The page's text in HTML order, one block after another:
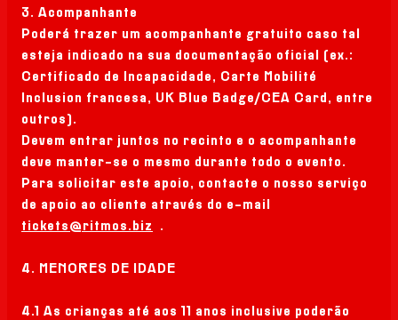
3. Acompanhante
Poderá trazer um acompanhante gratuito caso tal
esteja indicado na sua documentação oficial (ex.:
Certificado de Incapacidade, Carte Mobilité
Inclusion francesa, UK Blue Badge/CEA Card, entre
outros).
Devem entrar juntos no recinto e o acompanhante
deve manter-se o mesmo durante todo o evento.
Para solicitar este apoio, contacte o nosso serviço
de apoio ao cliente através do e-mail
tickets@ritmos.biz
.
4. MENORES DE IDADE
4.1 As crianças até aos 11 anos inclusive poderão